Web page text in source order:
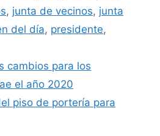
, junta de vecinos, junta
del día, presidente,
cambios para los
el año 2020
piso de portería para